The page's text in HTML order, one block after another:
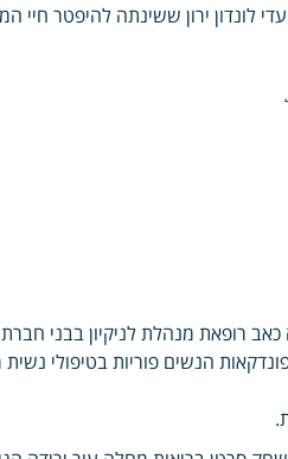
ירון ששינתה להיפטר חיי
רופאת מנהלת לניקיון בבני
הנשים פוריות בטיפולי נשית